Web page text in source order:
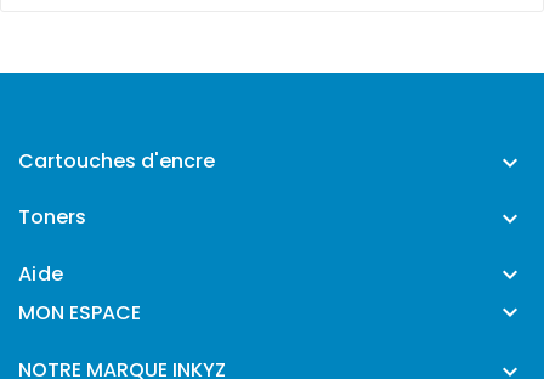
Cartouches d'encre 
Toners 
Aide 
MON ESPACE 
NOTRE MARQUE INKYZ 